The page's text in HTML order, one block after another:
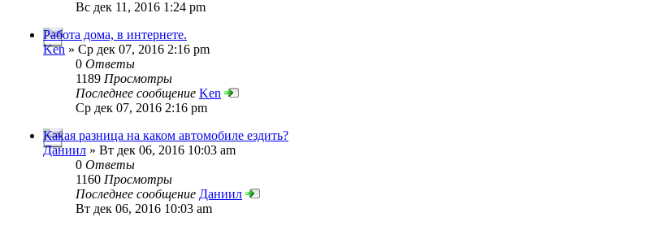
Вс дек 11, 2016 1:24 pm
Работа дома, в интернете.
Ken » Ср дек 07, 2016 2:16 pm
0 Ответы
1189 Просмотры
Последнее сообщение Ken
Ср дек 07, 2016 2:16 pm
Какая разница на каком автомобиле ездить?
Даниил » Вт дек 06, 2016 10:03 am
0 Ответы
1160 Просмотры
Последнее сообщение Даниил
Вт дек 06, 2016 10:03 am